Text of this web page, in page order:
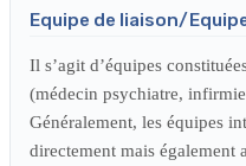
Equipe de liaison/
Il s’agit d’équipes
(médecin psychiatre,
Généralement, les équipes
directement mais également